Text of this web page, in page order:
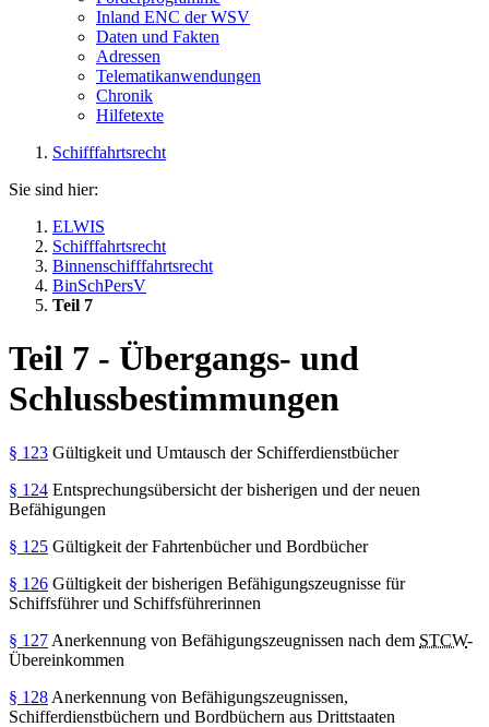
Inland ENC der WSV
Daten und Fakten
Adressen
Telematikanwendungen
Chronik
Hilfetexte
Schifffahrtsrecht
Sie sind hier:
ELWIS
Schifffahrtsrecht
Binnenschifffahrtsrecht
BinSchPersV
Teil 7
Teil 7 - Übergangs- und
Schlussbestimmungen
§ 123 Gültigkeit und Umtausch der Schifferdienstbücher
§ 124 Entsprechungsübersicht der bisherigen und der neuen
Befähigungen
§ 125 Gültigkeit der Fahrtenbücher und Bordbücher
§ 126 Gültigkeit der bisherigen Befähigungszeugnisse für
Schiffsführer und Schiffsführerinnen
§ 127 Anerkennung von Befähigungszeugnissen nach dem STCW-
Übereinkommen
§ 128 Anerkennung von Befähigungszeugnissen,
Schifferdienstbüchern und Bordbüchern aus Drittstaaten